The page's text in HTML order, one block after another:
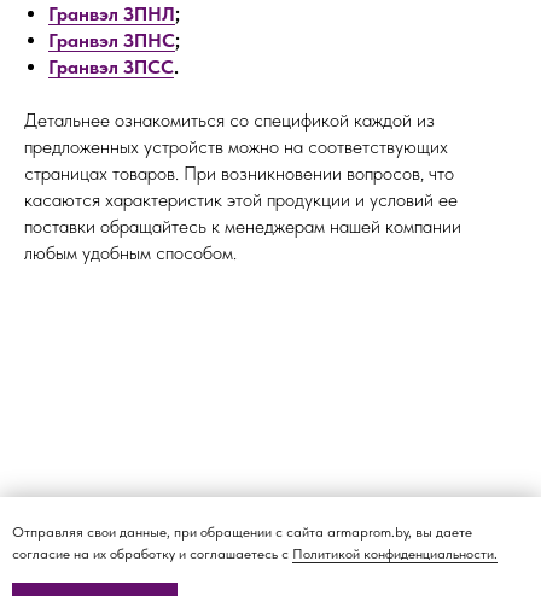
Гранвэл ЗПНЛ;
Гранвэл ЗПНС;
Гранвэл ЗПСС.
Детальнее ознакомиться со спецификой каждой из
предложенных устройств можно на соответствующих
страницах товаров. При возникновении вопросов, что
касаются характеристик этой продукции и условий ее
поставки обращайтесь к менеджерам нашей компании
любым удобным способом.
Отправляя свои данные, при обращении с сайта armaprom.by, вы даете
согласие на их обработку и соглашаетесь с Политикой конфиденциальности.